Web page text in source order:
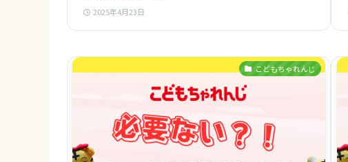
2025年4月23日
こどもちゃれんじ